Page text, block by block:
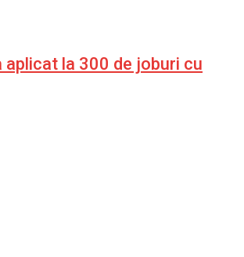
aplicat la 300 de joburi cu